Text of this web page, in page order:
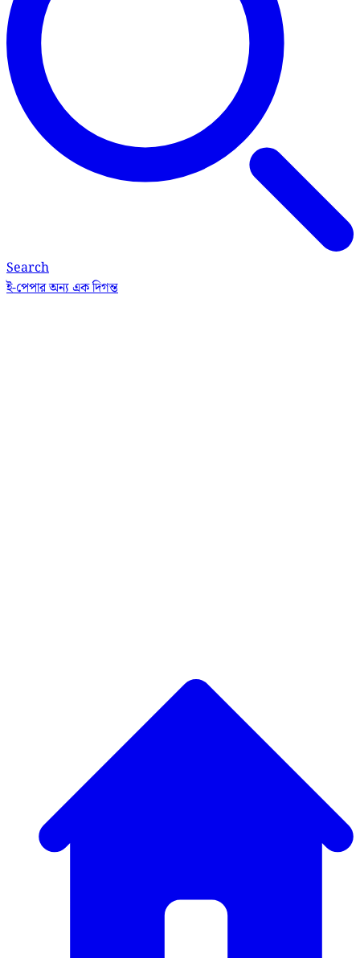
Search
ই-পেপারঅন্য এক দিগন্ত